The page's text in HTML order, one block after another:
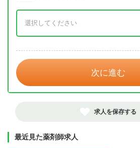
次に進む
求人を保存する
最近見た薬剤師求人